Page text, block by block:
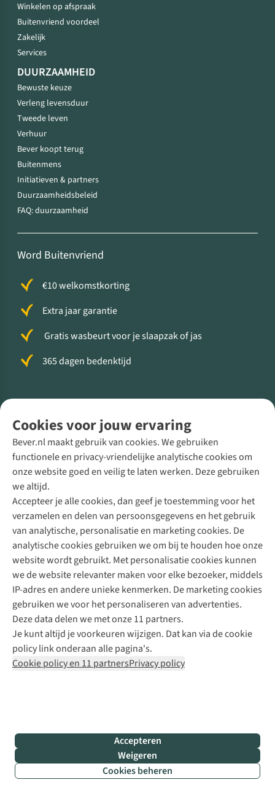
Cookies voor jouw ervaring
Bever.nl maakt gebruik van cookies. We gebruiken
functionele en privacy-vriendelijke analytische cookies om
onze website goed en veilig te laten werken. Deze gebruiken
we altijd.
Accepteer je alle cookies, dan geef je toestemming voor het
verzamelen en delen van persoonsgegevens en het gebruik
van analytische, personalisatie en marketing cookies. De
analytische cookies gebruiken we om bij te houden hoe onze
website wordt gebruikt. Met personalisatie cookies kunnen
we de website relevanter maken voor elke bezoeker, middels
IP-adres en andere unieke kenmerken. De marketing cookies
gebruiken we voor het personaliseren van advertenties.
Deze data delen we met onze 11 partners.
Je kunt altijd je voorkeuren wijzigen. Dat kan via de cookie
policy link onderaan alle pagina's.
Cookie policy en 11 partnersPrivacy policy
Accepteren
Weigeren
Cookies beheren
Winkelen op afspraak
Buitenvriend voordeel
Zakelijk
Services
DUURZAAMHEID
Bewuste keuze
Verleng levensduur
Tweede leven
Verhuur
Bever koopt terug
Buitenmens
Initiatieven & partners
Duurzaamheidsbeleid
FAQ: duurzaamheid
Word Buitenvriend
€10 welkomstkorting
Extra jaar garantie
Gratis wasbeurt voor je slaapzak of jas
365 dagen bedenktijd
Direct advies van een Buitenexpert
+31 (0)85 888 50 88
+31 6 12 28 49 80
Contactformulier
Bever
B.V.